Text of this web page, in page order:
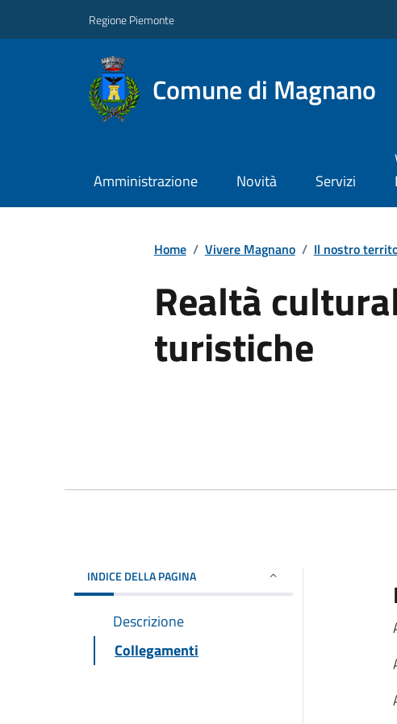
Regione Piemonte
Comune di Magnano
Amministrazione Novità Servizi
Home / Vivere Magnano / Il nostro
Realtà
turistiche
INDICE DELLA PAGINA
Descrizione
Collegamenti